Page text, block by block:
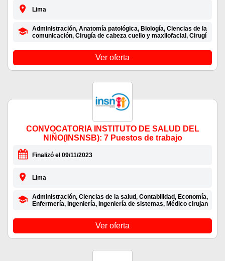
Lima
Administración, Anatomía patológica, Biología, Ciencias de la
comunicación, Cirugía de cabeza cuello y maxilofacial, Cirugí
Ver oferta
CONVOCATORIA INSTITUTO DE SALUD DEL
NIÑO(INSNSB): 7 Puestos de trabajo
Finalizó el 09/11/2023
Lima
Administración, Ciencias de la salud, Contabilidad, Economía,
Enfermería, Ingeniería, Ingeniería de sistemas, Médico cirujan
Ver oferta